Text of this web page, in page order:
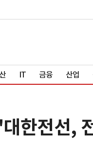
IT 금융 산업
한전선,